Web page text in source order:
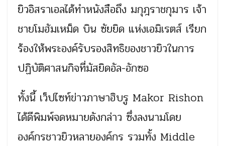
ยิวอิสราเอลได้ทำหนังสือถึง มกุฎราชกุมาร เจ้า
ชายโมฮัมเหม็ด บิน ซัยยิด แห่งเอมิเรตส์ เรียก
ร้องให้พระองค์รับรองสิทธิของชาวยิวในการ
ปฏิบัติศาสนกิจที่มัสยิดอัล-อักซอ
ทั้งนี้ เว็ปไซท์ข่าวภาษาฮิบรู Makor Rishon
ได้ดีพิมพ์จดหมายดังกล่าว ซึ่งลงนามโดย
องค์กรชาวยิวหลายองค์กร รวมทั้ง Middle